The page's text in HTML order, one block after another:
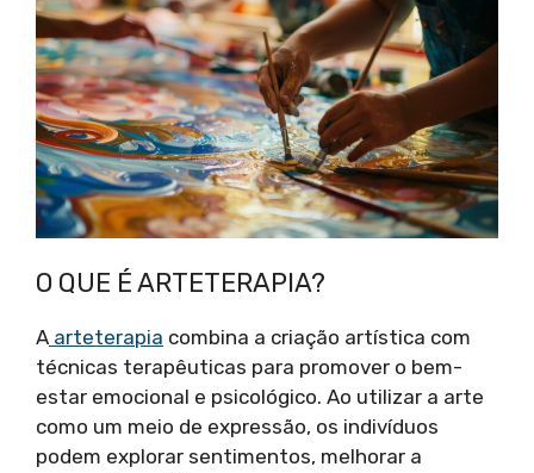
O QUE É ARTETERAPIA?
A arteterapia combina a criação artística com
técnicas terapêuticas para promover o bem-
estar emocional e psicológico. Ao utilizar a arte
como um meio de expressão, os indivíduos
podem explorar sentimentos, melhorar a